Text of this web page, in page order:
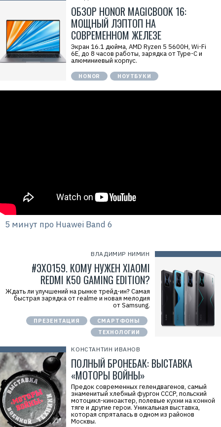
ОБЗОР HONOR MAGICBOOK 16:
МОЩНЫЙ ЛЭПТОП НА
СОВРЕМЕННОМ ЖЕЛЕЗЕ
Экран 16.1 дюйма, AMD Ryzen 5 5600Н, Wi-Fi
6E, до 8 часов работы, зарядка от Type-C и
алюминиевый корпус.
HONOR НОУТБУКИ
ВЛАДИМИР НИМИН
#ЭХО159. КОМУ НУЖЕН XIAOMI
REDMI K50 GAMING EDITION?
Ждать ли улучшений на рынке трейд-ин? Самая
быстрая зарядка от realme и новая мелодия
от Samsung.
ПРЕЗЕНТАЦИЯ
СМАРТФОНЫ
ТЕХНОЛОГИИ
КОНСТАНТИН ИВАНОВ
ПОЛНЫЙ БРОНЕБАК: ВЫСТАВКА
«МОТОРЫ ВОЙНЫ»
Предок современных гелендвагенов, самый
знаменитый хлебный фургон СССР, польский
мотоцикл-киноактер, полевые кухни на конной
тяге и другие герои. Уникальная выставка,
которая спряталась в одном из районов
Москвы.
5 минут про Huawei Band 6